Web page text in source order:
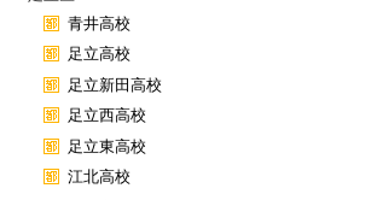
青井高校
足立高校
足立新田高校
足立西高校
足立東高校
江北高校